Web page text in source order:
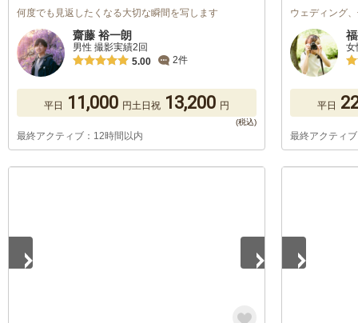
何度でも見返したくなる大切な瞬間を写します
齋藤 裕一朗
男性 撮影実績2回
5.00
2件
平日 11,000 円土日祝 13,200 円
最終アクティブ：12時間以内
ウェディング
女
平日
最終アクティ